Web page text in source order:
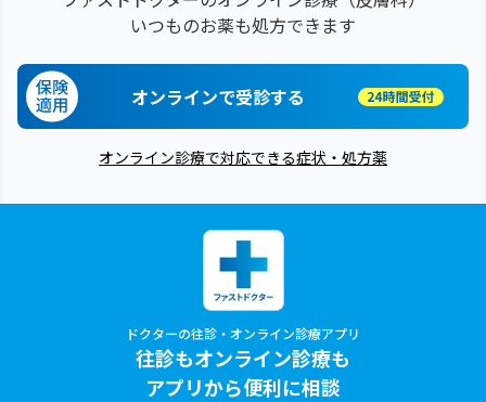
いつものお薬も処方できます
オンラインで受診する
オンライン診療で対応できる症状・処方薬
ドクターの往診・オンライン診療アプリ
往診もオンライン診療も
アプリから便利に相談